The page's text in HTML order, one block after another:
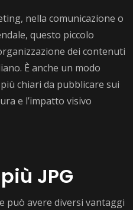
nella comunicazione o
questo piccolo
dei contenuti
È anche un modo
chiari da pubblicare sui
e l’impatto visivo
JPG
può avere diversi vantaggi